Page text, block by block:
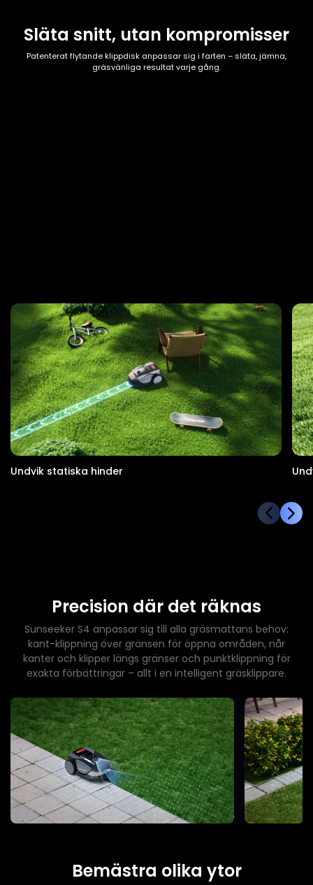
Släta snitt, utan kompromisser
Patenterat flytande klippdisk anpassar sig i farten – släta, jämna,
gräsvänliga resultat varje gång.
Undvik statiska hinder
Precision där det räknas
Sunseeker S4 anpassar sig till alla gräsmattans behov:
kant-klippning över gränsen för öppna områden, når
kanter och klipper längs gränser och punktklippning för
exakta förbättringar – allt i en intelligent gräsklippare.
Bemästra olika ytor